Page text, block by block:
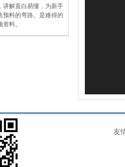
讲解直白易懂，为新手
预料的弯路。是难得的
料。
程很棒！学起来很方
详细，超级棒！
易懂，讲解的很全面也
开店的新人，跟老师
友